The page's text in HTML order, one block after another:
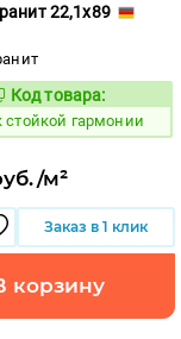
22,1x89
668516
Код товара:
стойкой гармонии
м²
Заказ в 1 клик
корзину